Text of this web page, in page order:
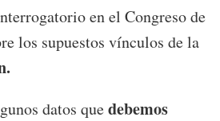
en el Congreso de
los supuestos vínculos de la
datos quedebemos